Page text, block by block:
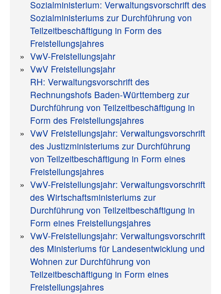
Sozialministerium: Verwaltungsvorschrift des
Sozialministeriums zur Durchführung von
Teilzeitbeschäftigung in Form des
Freistellungsjahres
VwV-Freistellungsjahr
VwV Freistellungsjahr
RH: Verwaltungsvorschrift des
Rechnungshofs Baden-Württemberg zur
Durchführung von Teilzeitbeschäftigung in
Form des Freistellungsjahres
VwV Freistellungsjahr: Verwaltungsvorschrift
des Justizministeriums zur Durchführung
von Teilzeitbeschäftigung in Form eines
Freistellungsjahres
VwV-Freistellungsjahr: Verwaltungsvorschrift
des Wirtschaftsministeriums zur
Durchführung von Teilzeitbeschäftigung in
Form eines Freistellungsjahres
VwV-Freistellungsjahr: Verwaltungsvorschrift
des Ministeriums für Landesentwicklung und
Wohnen zur Durchführung von
Teilzeitbeschäftigung in Form eines
Freistellungsjahres